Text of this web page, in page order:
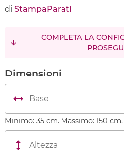
di StampaParati
COMPLETA LA
Dimensioni
Minimo: 35 cm. Massimo: 150 cm.